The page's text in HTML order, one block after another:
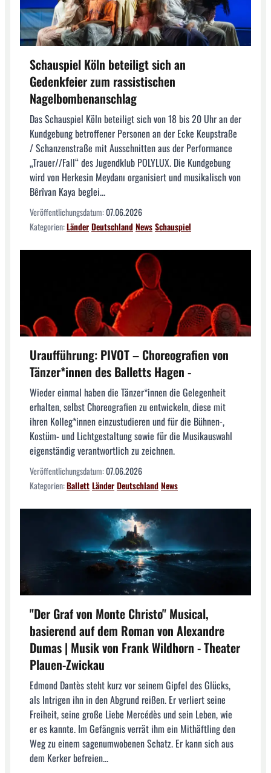
Schauspiel Köln beteiligt sich an
Gedenkfeier zum rassistischen
Nagelbombenanschlag
Das Schauspiel Köln beteiligt sich von 18 bis 20 Uhr an der
Kundgebung betroffener Personen an der Ecke Keupstraße
/ Schanzenstraße mit Ausschnitten aus der Performance
„Trauer//Fall“ des Jugendklub POLYLUX. Die Kundgebung
wird von Herkesin Meydanı organisiert und musikalisch von
Bêrîvan Kaya beglei...
Veröffentlichungsdatum:07.06.2026
Kategorien:LänderDeutschlandNewsSchauspiel
Uraufführung: PIVOT – Choreografien von
Tänzer*innen des Balletts Hagen -
Wieder einmal haben die Tänzer*innen die Gelegenheit
erhalten, selbst Choreografien zu entwickeln, diese mit
ihren Kolleg*innen einzustudieren und für die Bühnen-,
Kostüm- und Lichtgestaltung sowie für die Musikauswahl
eigenständig verantwortlich zu zeichnen.
Veröffentlichungsdatum:07.06.2026
Kategorien:BallettLänderDeutschlandNews
"Der Graf von Monte Christo" Musical,
basierend auf dem Roman von Alexandre
Dumas | Musik von Frank Wildhorn - Theater
Plauen-Zwickau
Edmond Dantès steht kurz vor seinem Gipfel des Glücks,
als Intrigen ihn in den Abgrund reißen. Er verliert seine
Freiheit, seine große Liebe Mercédès und sein Leben, wie
er es kannte. Im Gefängnis verrät ihm ein Mithäftling den
Weg zu einem sagenumwobenen Schatz. Er kann sich aus
dem Kerker befreien...